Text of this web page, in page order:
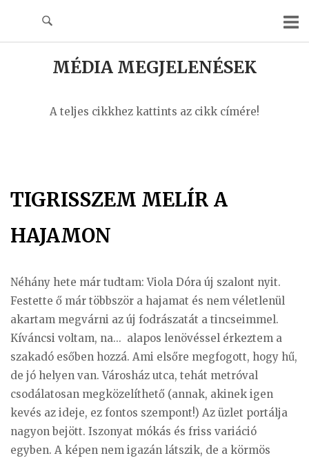
MÉDIA MEGJELENÉSEK
A teljes cikkhez kattints az cikk címére!
TIGRISSZEM MELÍR A
HAJAMON
Néhány hete már tudtam: Viola Dóra új szalont nyit.
Festette ő már többször a hajamat és nem véletlenül
akartam megvárni az új fodrászatát a tincseimmel.
Kíváncsi voltam, na... alapos lenövéssel érkeztem a
szakadó esőben hozzá. Ami elsőre megfogott, hogy hű,
de jó helyen van. Városház utca, tehát metróval
csodálatosan megközelíthető (annak, akinek igen
kevés az ideje, ez fontos szempont!) Az üzlet portálja
nagyon bejött. Iszonyat mókás és friss variáció
egyben. A képen nem igazán látszik, de a körmös